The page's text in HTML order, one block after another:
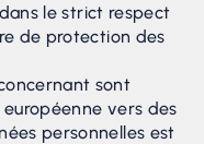
le strict respect
de protection des
sont
vers des
personnelles est